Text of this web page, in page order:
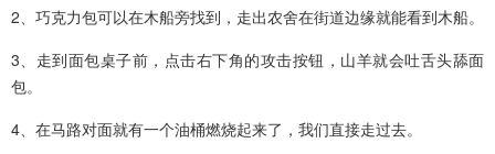
2、巧克力包可以在木船旁找到，走出农舍在街道边缘就能看到木船。
3、走到面包桌子前，点击右下角的攻击按钮，山羊就会吐舌头舔面
包。
4、在马路对面就有一个油桶燃烧起来了，我们直接走过去。